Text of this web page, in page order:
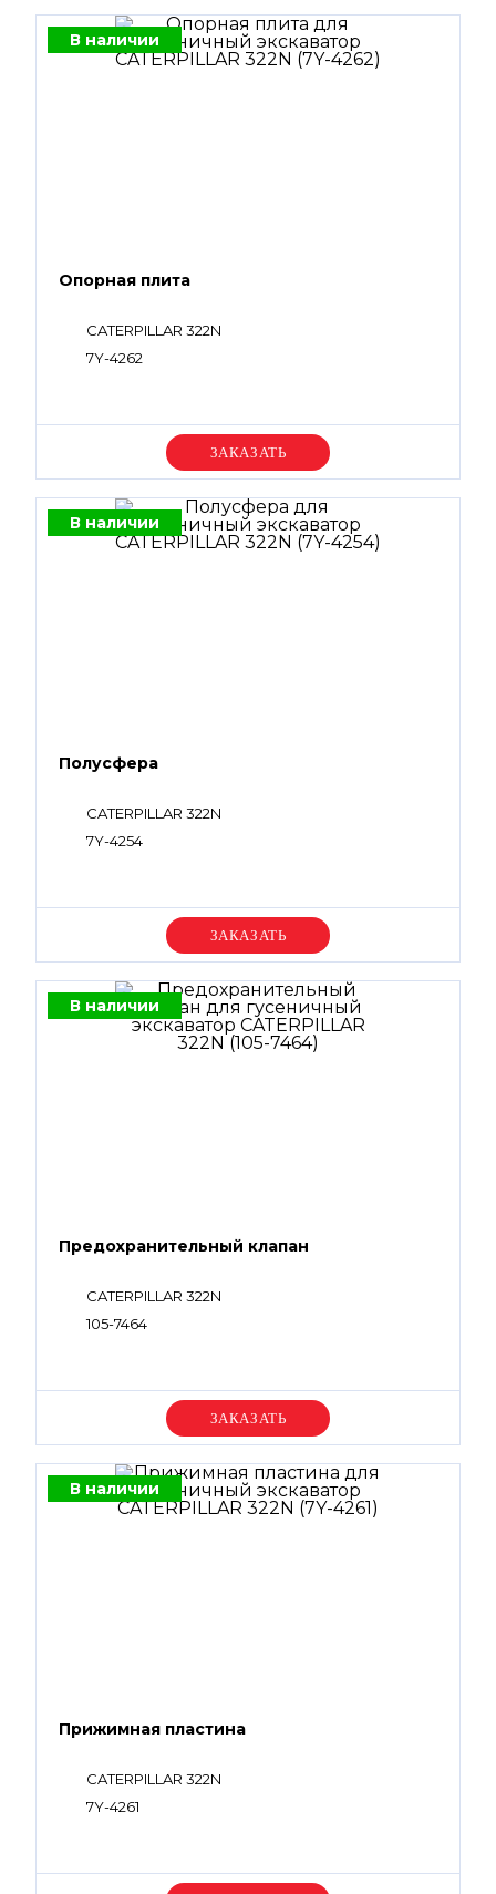
В наличии
Опорная плита
CATERPILLAR 322N
7Y-4262
Уточняйте цену
В наличии
Полусфера
CATERPILLAR 322N
7Y-4254
Уточняйте цену
В наличии
Предохранительный клапан
CATERPILLAR 322N
105-7464
Уточняйте цену
В наличии
Прижимная пластина
CATERPILLAR 322N
7Y-4261